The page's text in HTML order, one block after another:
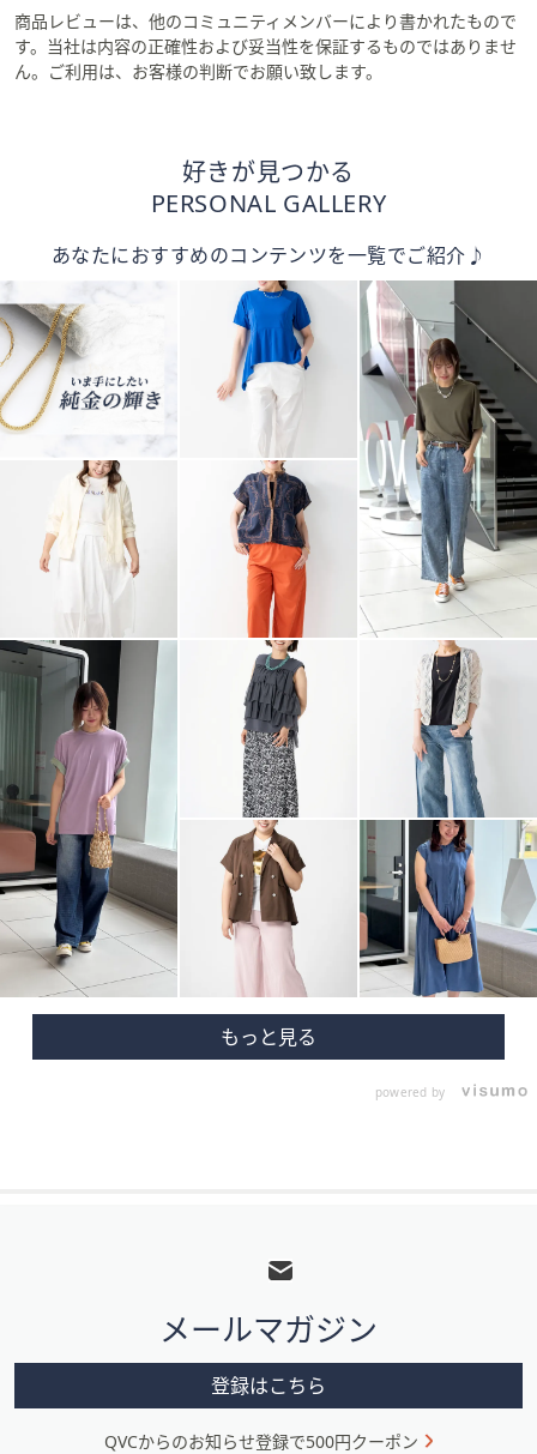
商品レビューは、他のコミュニティメンバーにより書かれたもので
す。当社は内容の正確性および妥当性を保証するものではありませ
ん。ご利用は、お客様の判断でお願い致します。
好きが見つかる
PERSONAL GALLERY
あなたにおすすめのコンテンツを一覧でご紹介♪
powered by
メ
ニ
メールマガジン
登録はこちら
QVCからのお知らせ登録で500円クーポン